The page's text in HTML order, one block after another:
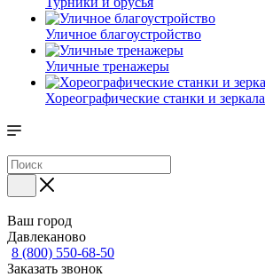
Уличное благоустройство
Уличные тренажеры
Хореографические станки и зеркала
Ваш город
Давлеканово
8 (800) 550-68-50
Заказать звонок